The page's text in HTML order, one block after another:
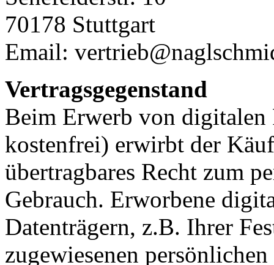
70178 Stuttgart
Email:
Vertragsgegenstand
Beim Erwerb von
kostenfrei) erwirbt der
übertragbares Recht zum
Gebrauch. Erworbene
Datenträgern, z.B. Ihrer
zugewiesenen